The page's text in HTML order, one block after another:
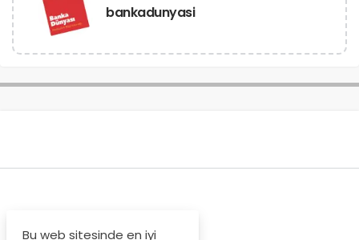
bankadunyasi
Bu web sitesinde en iyi